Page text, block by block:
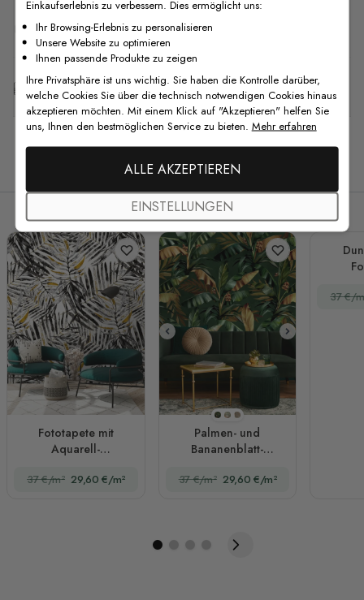
F.A.Q
Kostenlose Anpassung
Verwandte Produkte
Fototapete mit
Aquarell-
37 €/m² 29,60 €/m²
Stil 1
Stil 2
Stil 3
Palmen- und
Bananenblatt-
37 €/m² 29,60 €/m²
37 €/
Einkaufserlebnis zu verbessern. Dies ermöglicht uns:
Ihr Browsing-Erlebnis zu personalisieren
Unsere Website zu optimieren
Ihnen passende Produkte zu zeigen
Ihre Privatsphäre ist uns wichtig. Sie haben die Kontrolle darüber,
welche Cookies Sie über die technisch notwendigen Cookies hinaus
akzeptieren möchten. Mit einem Klick auf "Akzeptieren" helfen Sie
uns, Ihnen den bestmöglichen Service zu bieten. Mehr erfahren
ALLE AKZEPTIEREN
EINSTELLUNGEN